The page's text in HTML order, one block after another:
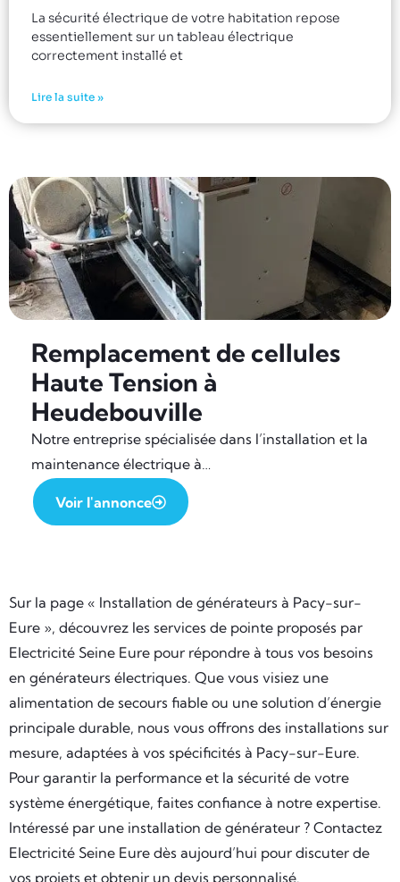
La sécurité électrique de votre habitation repose
essentiellement sur un tableau électrique
correctement installé et
Lire la suite »
Remplacement de cellules
Haute Tension à
Heudebouville
Notre entreprise spécialisée dans l’installation et la
maintenance électrique à…
Voir l'annonce
Sur la page « Installation de générateurs à Pacy-sur-
Eure », découvrez les services de pointe proposés par
Electricité Seine Eure pour répondre à tous vos besoins
en générateurs électriques. Que vous visiez une
alimentation de secours fiable ou une solution d’énergie
principale durable, nous vous offrons des installations sur
mesure, adaptées à vos spécificités à Pacy-sur-Eure.
Pour garantir la performance et la sécurité de votre
système énergétique, faites confiance à notre expertise.
Intéressé par une installation de générateur ? Contactez
Electricité Seine Eure dès aujourd’hui pour discuter de
vos projets et obtenir un devis personnalisé.